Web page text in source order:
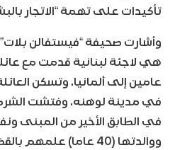
تأكيدات على تهمة “الاتجار
وأشارت صحيفة “فيستفالن بلات”
هي لاجئة لبنانية قدمت مع
عامين إلى ألمانيا. وتسكن
في مدينة لوهنه. وفتشت
ووالدتها (40 عاما) علمهم بالقضية.